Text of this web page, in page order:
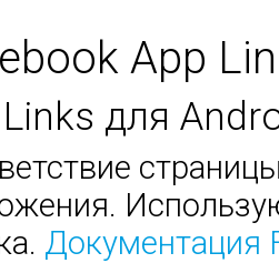
App
для
Документация